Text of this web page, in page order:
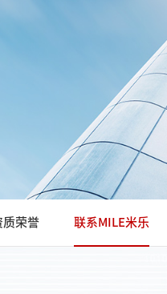
质荣誉 联系MILE米乐